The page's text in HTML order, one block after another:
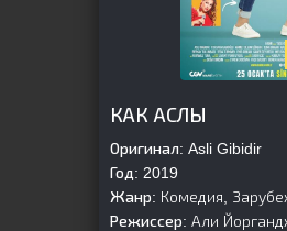
КАК АСЛЫ
Оригинал: Asli Gibidir
Год: 2019
Жанр: Комедия,
Режиссер: Али